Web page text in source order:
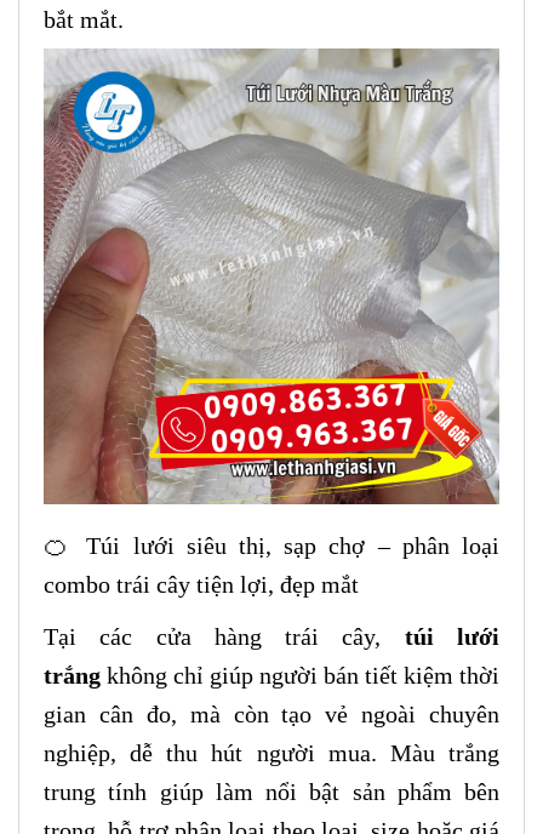
bắt mắt.
🍊 Túi lưới siêu thị, sạp chợ – phân loại
combo trái cây tiện lợi, đẹp mắt
Tại các cửa hàng trái cây, túi lưới
trắng không chỉ giúp người bán tiết kiệm thời
gian cân đo, mà còn tạo vẻ ngoài chuyên
nghiệp, dễ thu hút người mua. Màu trắng
trung tính giúp làm nổi bật sản phẩm bên